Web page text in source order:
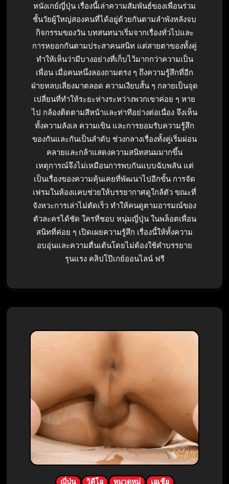
หนังเกย์ญี่ปุ่น เรื่องนี้เล่าความสัมพันธ์ของเพื่อนร่วม
ชั้นวัยผู้ใหญ่สองคนที่ได้อยู่ด้วยกันตามลำพังหลังจบ
กิจกรรมของวัน บทสนทนาเริ่มจากเรื่องทั่วไปและ
การหยอกกันตามประสาคนสนิท แต่สายตาของทั้งคู่
ทำให้เห็นว่ามีบางอย่างที่เก็บไว้มากกว่าความเป็น
เพื่อน เมื่อคนหนึ่งลองถามตรง ๆ ถึงความรู้สึกที่อีก
ฝ่ายหลบเลี่ยงมาตลอด ความเงียบสั้น ๆ กลายเป็นจุด
เปลี่ยนที่ทำให้ระยะห่างระหว่างพวกเขาค่อย ๆ หาย
ไป กล้องติดตามสีหน้าและท่าทีอย่างต่อเนื่อง จึงเห็น
ทั้งความลังเล ความเขิน และการยอมรับความรู้สึก
ของกันและกันเป็นลำดับ ช่วงกลางเรื่องทั้งคู่เริ่มผ่อน
คลายและกล้าแสดงความสนิทสนมมากขึ้น
เหตุการณ์จึงไม่เหมือนการพบกันแบบฉับพลัน แต่
เป็นเรื่องของความคุ้นเคยที่พัฒนาไปอีกขั้น การจัด
เฟรมในห้องแคบช่วยให้บรรยากาศดูใกล้ตัว ขณะที่
จังหวะการเล่าไม่ตัดเร็ว ทำให้คนดูตามอารมณ์ของ
ตัวละครได้ชัด ใครที่ชอบ หนุ่มญี่ปุ่น ในพล็อตเพื่อน
สนิทที่ค่อย ๆ เปิดเผยความรู้สึก เรื่องนี้ให้ทั้งความ
อบอุ่นและความตื่นเต้นโดยไม่ต้องใช้คำบรรยาย
รุนแรง คลิปโป๊เกย์ออนไลน์ ฟรี
ญี่ปุ่น วิดีโอ หมวดหมู่ เอเชีย